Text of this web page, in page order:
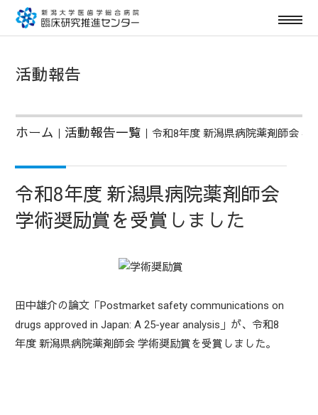
活動報告
ホーム ｜活動報告一覧 ｜令和8年度 新潟県病院薬剤師会
令和8年度 新潟県病院薬剤師会
学術奨励賞を受賞しました
田中雄介の論文「Postmarket safety communications on
drugs approved in Japan: A 25-year analysis」が、令和8
年度 新潟県病院薬剤師会 学術奨励賞を受賞しました。